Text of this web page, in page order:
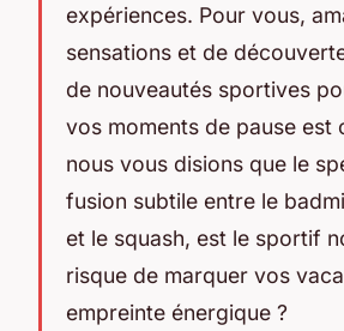
expériences. Pour vous,
sensations et de
de nouveautés sportives
vos moments de pause est
nous vous disions que le
fusion subtile entre le
et le squash, est le sportif
risque de marquer vos
empreinte énergique ?